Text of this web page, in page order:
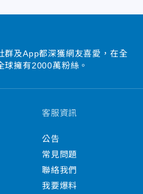
群及App都深獲網友喜愛，在全
球擁有2000萬粉絲。
客服資訊
公告
常見問題
聯絡我們
我要爆料